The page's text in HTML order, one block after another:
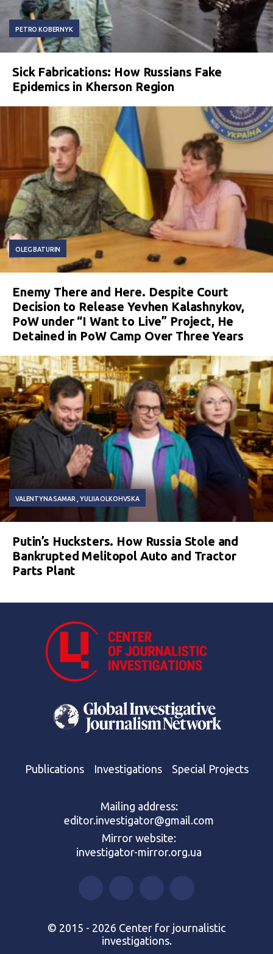
PETRO KOBERNYK
Sick Fabrications: How Russians Fake
Epidemics in Kherson Region
OLEG BATURIN
Enemy There and Here. Despite Court
Decision to Release Yevhen Kalashnykov,
PoW under “I Want to Live” Project, He
Detained in PoW Camp Over Three Years
VALENTYNA SAMAR YULIIA OLKOHVSKA
Putin’s Hucksters. How Russia Stole and
Bankrupted Melitopol Auto and Tractor
Parts Plant
Publications Investigations Special Projects
Mailing address:
editor.investigator@gmail.com
Mirror website:
investigator-mirror.org.ua
© 2015 - 2026 Center for journalistic
investigations.